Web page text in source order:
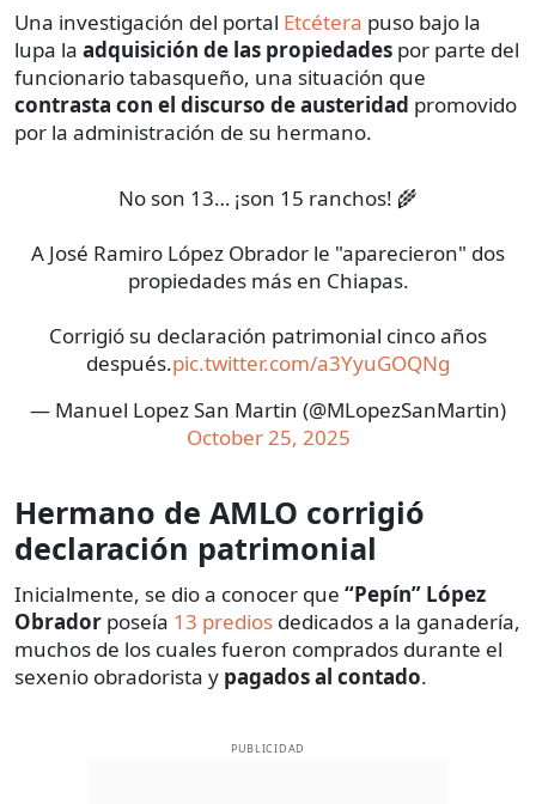
Una investigación del portal Etcétera puso bajo la
lupa la adquisición de las propiedades por parte del
funcionario tabasqueño, una situación que
contrasta con el discurso de austeridad promovido
por la administración de su hermano.
No son 13… ¡son 15 ranchos! 🌾
A José Ramiro López Obrador le "aparecieron" dos
propiedades más en Chiapas.
Corrigió su declaración patrimonial cinco años
después.pic.twitter.com/a3YyuGOQNg
— Manuel Lopez San Martin (@MLopezSanMartin)
October 25, 2025
Hermano de AMLO corrigió
declaración patrimonial
Inicialmente, se dio a conocer que “Pepín” López
Obrador poseía 13 predios dedicados a la ganadería,
muchos de los cuales fueron comprados durante el
sexenio obradorista y pagados al contado.
PUBLICIDAD